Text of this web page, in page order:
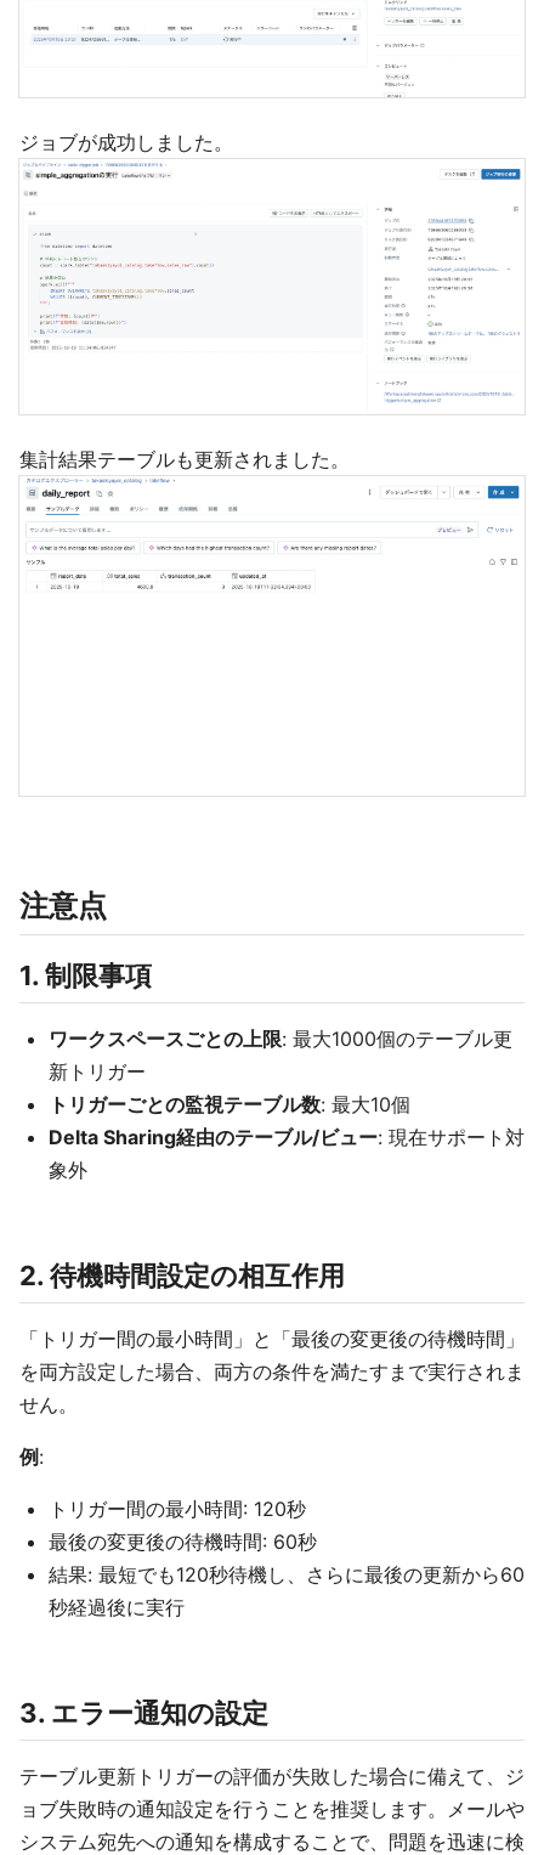
ジョブが成功しました。
集計結果テーブルも更新されました。
注意点
1. 制限事項
ワークスペースごとの上限: 最大1000個のテーブル更
新トリガー
トリガーごとの監視テーブル数: 最大10個
Delta Sharing経由のテーブル/ビュー: 現在サポート対
象外
2. 待機時間設定の相互作用
「トリガー間の最小時間」と「最後の変更後の待機時間」
を両方設定した場合、両方の条件を満たすまで実行されま
せん。
例 :
トリガー間の最小時間: 120秒
最後の変更後の待機時間: 60秒
結果: 最短でも120秒待機し、さらに最後の更新から60
秒経過後に実行
3. エラー通知の設定
テーブル更新トリガーの評価が失敗した場合に備えて、ジ
ョブ失敗時の通知設定を行うことを推奨します。メールや
システム宛先への通知を構成することで、問題を迅速に検